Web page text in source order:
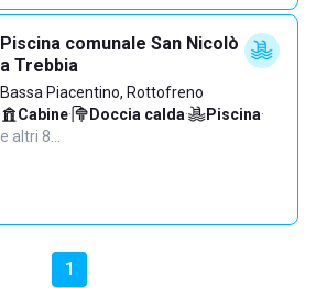
Piscina comunale San Nicolò
a Trebbia
Bassa Piacentino, Rottofreno
Cabine· Doccia calda· Piscina·
e altri 8…
1